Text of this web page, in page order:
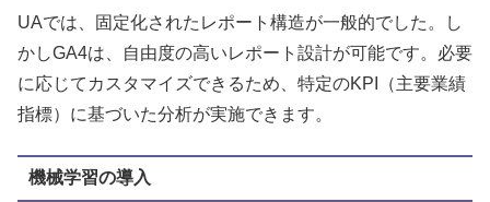
UAでは、固定化されたレポート構造が一般的でした。し
かしGA4は、自由度の高いレポート設計が可能です。必要
に応じてカスタマイズできるため、特定のKPI（主要業績
指標）に基づいた分析が実施できます。
機械学習の導入